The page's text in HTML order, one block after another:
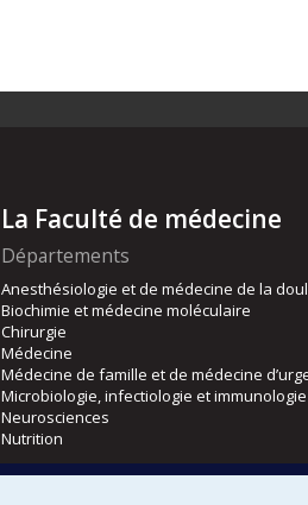
La Faculté de médecine
Départements
Anesthésiologie et de médecine de la
Biochimie et médecine moléculaire
Chirurgie
Médecine
Médecine de famille et de médecine
Microbiologie, infectiologie et immunologie
Neurosciences
Nutrition